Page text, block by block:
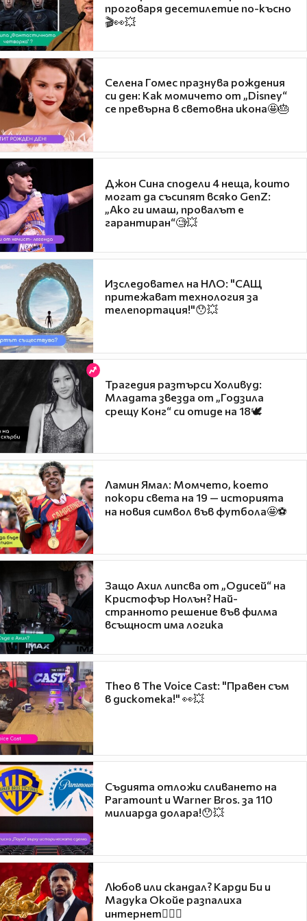
проговаря десетилетие по-късно
🎬👀💥
Селена Гомес празнува рождения
си ден: Как момичето от „Disney“
се превърна в световна икона🤩🎂
Джон Сина сподели 4 неща, които
могат да съсипят всяко GenZ:
„Ако ги имаш, провалът е
гарантиран“🧐💥
Изследовател на НЛО: "САЩ
притежават технология за
телепортация!"😯💥
Трагедия разтърси Холивуд:
Младата звезда от „Годзила
срещу Конг“ си отиде на 18🕊️
Ламин Ямал: Момчето, което
покори света на 19 — историята
на новия символ във футбола🤩⚽
Защо Ахил липсва от „Одисей“ на
Кристофър Нолън? Най-
странното решение във филма
всъщност има логика
Theo в The Voice Cast: "Правен съм
в дискотека!" 👀💥
Съдията отложи сливането на
Paramount и Warner Bros. за 110
милиарда долара!😯💥
Любов или скандал? Карди Би и
Мадука Окойе разпалиха
интернет❤️‍🔥🔥